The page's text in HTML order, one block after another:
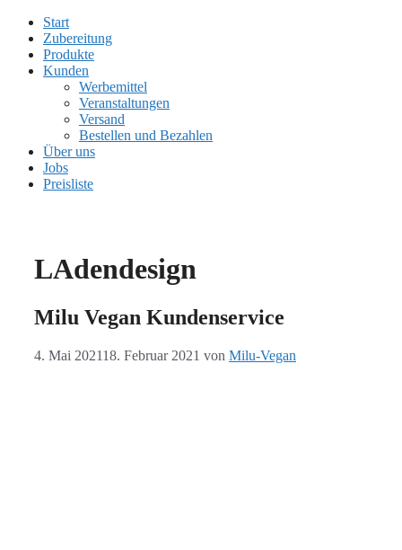
Start
Zubereitung
Produkte
Kunden
Werbemittel
Veranstaltungen
Versand
Bestellen und Bezahlen
Über uns
Jobs
Preisliste
LAdendesign
Milu Vegan Kundenservice
4. Mai 202118. Februar 2021 von Milu-Vegan